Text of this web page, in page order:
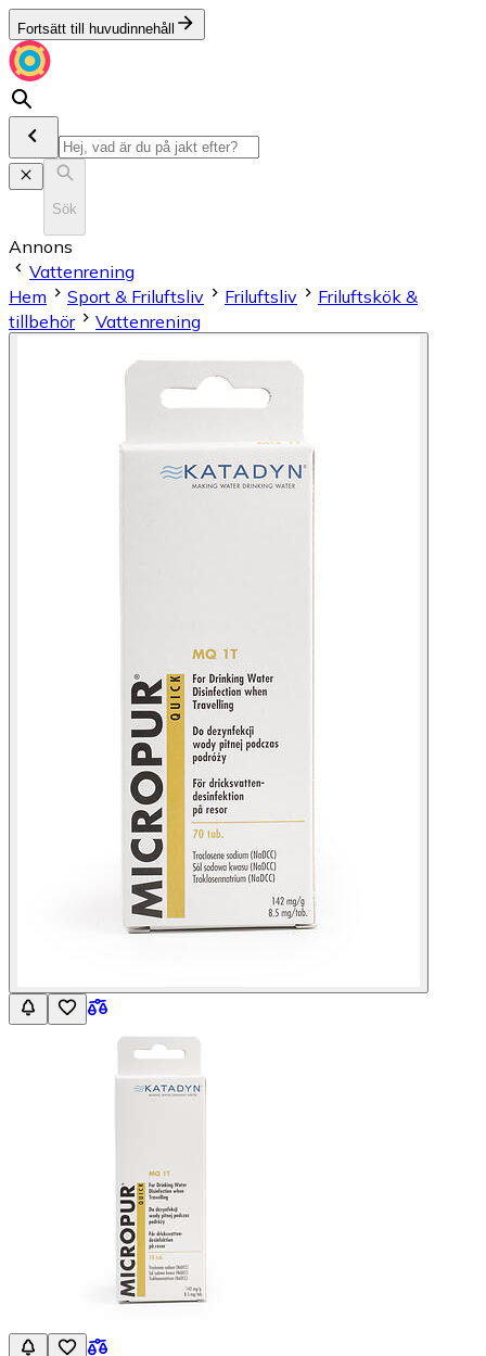
Fortsätt till huvudinnehåll
Sök
Annons
Vattenrening
Hem
Sport & Friluftsliv Friluftsliv
Friluftskök &
tillbehör
Vattenrening